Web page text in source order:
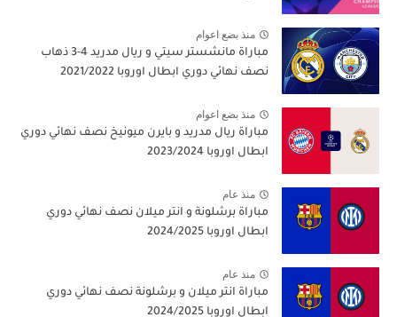
منذ بضع اعوام
مباراة مانشستر سيتي و ريال مدريد 4-3 ذهاب
نصف نهائي دوري ابطال اوروبا 2021/2022
منذ بضع اعوام
مباراة ريال مدريد و بايرن ميونيخ نصف نهائي دوري
ابطال اوروبا 2023/2024
منذ عام
مباراة برشلونة و انتر ميلان نصف نهائي دوري
ابطال اوروبا 2024/2025
منذ عام
مباراة انتر ميلان و برشلونة نصف نهائي دوري
ابطال اوروبا 2024/2025